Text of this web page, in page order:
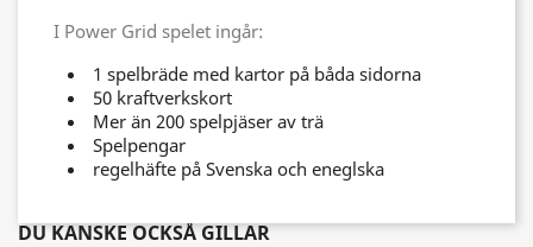
I Power Grid spelet ingår:
1 spelbräde med kartor på båda sidorna
50 kraftverkskort
Mer än 200 spelpjäser av trä
Spelpengar
regelhäfte på Svenska och eneglska
DU KANSKE OCKSÅ GILLAR